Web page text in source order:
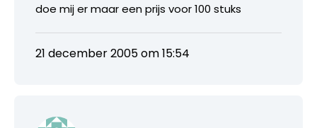
doe mij er maar een prijs voor 100 stuks
21 december 2005 om 15:54